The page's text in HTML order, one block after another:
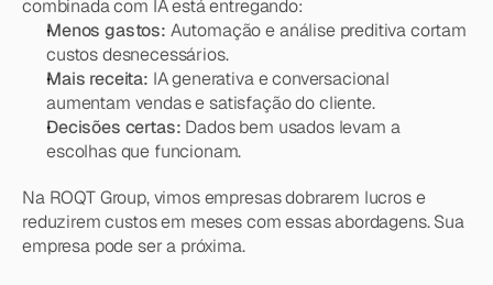
combinada com IA está entregando:
Menos gastos: Automação e análise preditiva cortam
custos desnecessários.
Mais receita: IA generativa e conversacional
aumentam vendas e satisfação do cliente.
Decisões certas: Dados bem usados levam a
escolhas que funcionam.
Na ROQT Group, vimos empresas dobrarem lucros e
reduzirem custos em meses com essas abordagens. Sua
empresa pode ser a próxima.